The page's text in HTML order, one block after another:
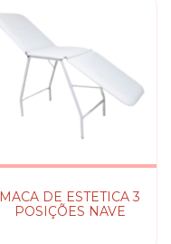
MACA DE ESTETICA 3
POSIÇÕES NAVE